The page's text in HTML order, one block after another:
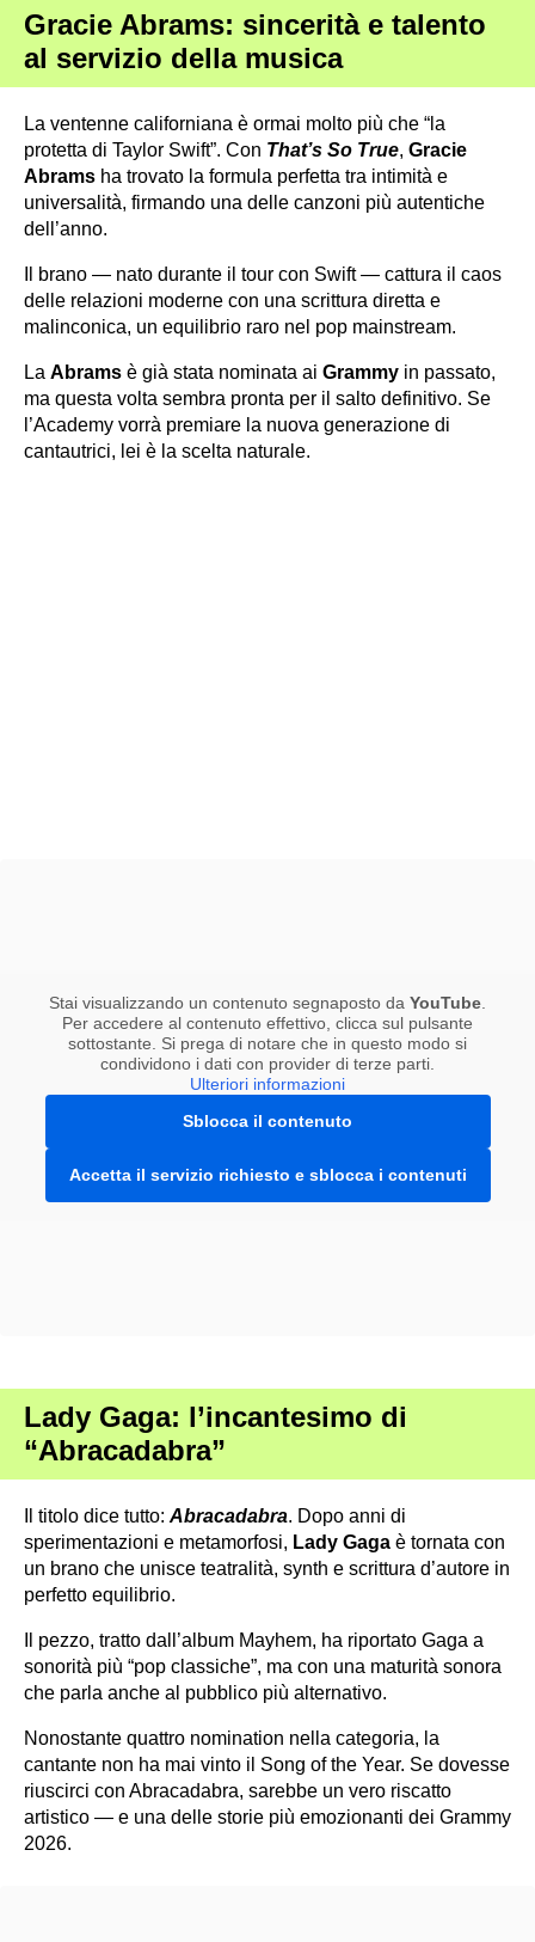
Gracie Abrams: sincerità e talento
al servizio della musica
La ventenne californiana è ormai molto più che “la
protetta di Taylor Swift”. Con That’s So True, Gracie
Abrams ha trovato la formula perfetta tra intimità e
universalità, firmando una delle canzoni più autentiche
dell’anno.
Il brano — nato durante il tour con Swift — cattura il caos
delle relazioni moderne con una scrittura diretta e
malinconica, un equilibrio raro nel pop mainstream.
La Abrams è già stata nominata ai Grammy in passato,
ma questa volta sembra pronta per il salto definitivo. Se
l’Academy vorrà premiare la nuova generazione di
cantautrici, lei è la scelta naturale.
Stai visualizzando un contenuto segnaposto da YouTube
Per accedere al contenuto effettivo, clicca sul pulsante
sottostante. Si prega di notare che in questo modo si
condividono i dati con provider di terze parti.
Ulteriori informazioni
Sblocca il contenuto
Accetta il servizio richiesto e sblocca i contenuti
Lady Gaga: l’incantesimo di
“Abracadabra”
Il titolo dice tutto: Abracadabra. Dopo anni di
sperimentazioni e metamorfosi, Lady Gaga è tornata con
un brano che unisce teatralità, synth e scrittura d’autore in
perfetto equilibrio.
Il pezzo, tratto dall’album Mayhem, ha riportato Gaga a
sonorità più “pop classiche”, ma con una maturità sonora
che parla anche al pubblico più alternativo.
Nonostante quattro nomination nella categoria, la
cantante non ha mai vinto il Song of the Year. Se dovesse
riuscirci con Abracadabra, sarebbe un vero riscatto
artistico — e una delle storie più emozionanti dei Grammy
2026.